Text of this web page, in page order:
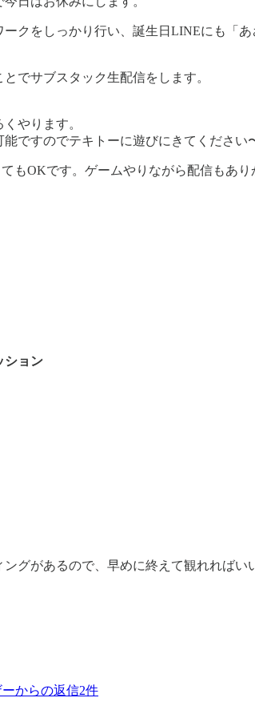
クをしっかり行い、誕生日LINEにも「
でサブスタック生配信をします。
やります。
ですのでテキトーに遊びにきてください
もOKです。ゲームやりながら配信もあり
ション
グがあるので、早めに終えて観れればい
からの返信2件